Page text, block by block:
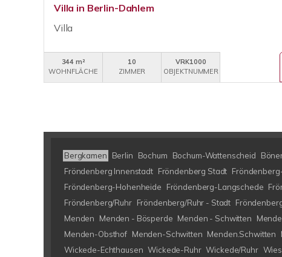
Villa in Berlin-Dahlem
Villa
344 m²
WOHNFLÄCHE
10
ZIMMER
VRK1000
OBJEKTNUMMER
Bergkamen Berlin Bochum Bochum-Wattenscheid
Fröndenberg Innenstadt Fröndenberg Stadt
Fröndenberg-Hohenheide
Fröndenberg-Langschede
Fröndenberg/Ruhr Fröndenberg/Ruhr - Stadt
Menden
Menden - Bösperde Menden - Schwitten
Menden-Obsthof Menden-Schwitten Menden.Schwitten
Wickede-Echthausen Wickede-Ruhr Wickede/Ruhr